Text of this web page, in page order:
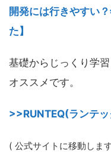
開発には行きやすい
た】
基礎からじっくり学
オススメです。
>>RUNTEQ(ランテ
( 公式サイトに移動しま